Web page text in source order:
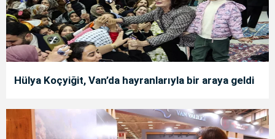
Hülya Koçyiğit, Van’da hayranlarıyla bir araya geldi